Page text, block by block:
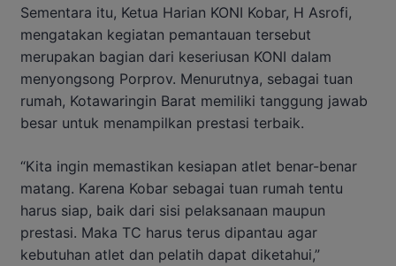
Sementara itu, Ketua Harian KONI Kobar, H Asrofi,
mengatakan kegiatan pemantauan tersebut
merupakan bagian dari keseriusan KONI dalam
menyongsong Porprov. Menurutnya, sebagai tuan
rumah, Kotawaringin Barat memiliki tanggung jawab
besar untuk menampilkan prestasi terbaik.
“Kita ingin memastikan kesiapan atlet benar-benar
matang. Karena Kobar sebagai tuan rumah tentu
harus siap, baik dari sisi pelaksanaan maupun
prestasi. Maka TC harus terus dipantau agar
kebutuhan atlet dan pelatih dapat diketahui,”